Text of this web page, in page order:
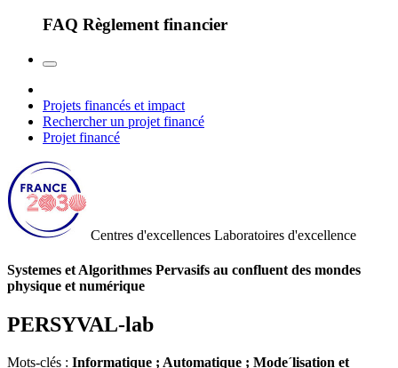
FAQ Règlement financier
Projets financés et impact
Rechercher un projet financé
Projet financé
Centres d'excellences Laboratoires d'excellence
Systemes et Algorithmes Pervasifs au confluent des mondes
physique et numérique
PERSYVAL-lab
Mots-clés : Informatique ; Automatique ; Mode´lisation et